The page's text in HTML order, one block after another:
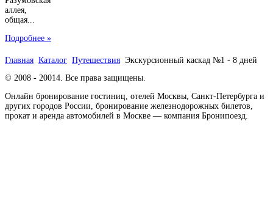
аллея,
общая...
Подробнее »
Главная Каталог Путешествия Экскурсионный каскад №1 - 8 дней
© 2008 - 20014. Все права защищены.
Онлайн бронирование гостиниц, отелей Москвы, Санкт-Петербурга и
других городов России, бронирование железнодорожных билетов,
прокат и аренда автомобилей в Москве — компания Бронипоезд.